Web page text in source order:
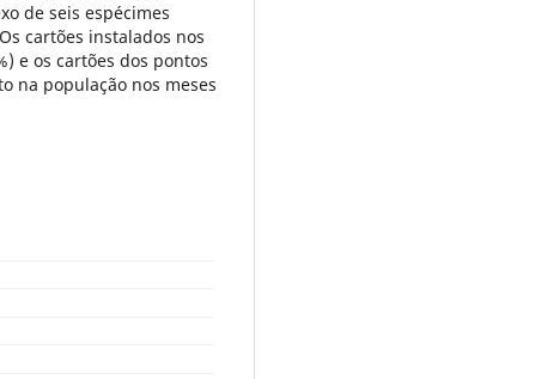
de seis espécimes
cartões instalados nos
e os cartões dos pontos
na população nos meses